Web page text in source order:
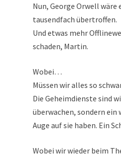
Nun, George Orwell
tausendfach übertroffen.
Und etwas mehr
schaden, Martin.
Wobei…
Müssen wir alles so
Die Geheimdienste sind
überwachen, sondern ein
Auge auf sie haben. Ein
Wobei wir wieder beim